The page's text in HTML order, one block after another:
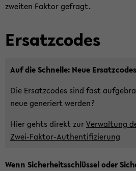
zwei­ten Fak­tor ge­fragt.
Er­satz­codes
Auf die Schnel­le: Neue
Die Er­satz­codes sind fast
neue ge­ne­riert wer­den?
Hier gehts di­rekt zurVer­wal­tung
Zwei-​Faktor-Authentifizierung
Wenn Si­cher­heits­schlüs­sel oder